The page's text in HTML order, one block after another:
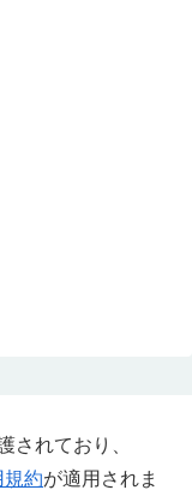
されており、
規約が適用されま